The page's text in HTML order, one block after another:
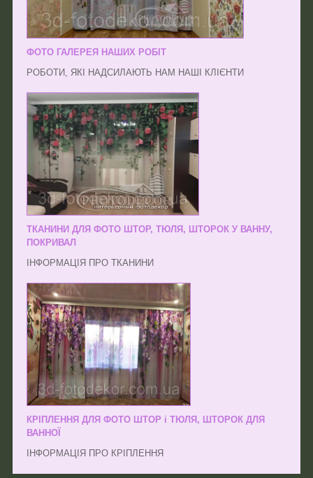
ФОТО ГАЛЕРЕЯ НАШИХ РОБІТ
РОБОТИ, ЯКІ НАДСИЛАЮТЬ НАМ НАШІ КЛІЄНТИ
ТКАНИНИ ДЛЯ ФОТО ШТОР, ТЮЛЯ, ШТОРОК У ВАННУ,
ПОКРИВАЛ
ІНФОРМАЦІЯ ПРО ТКАНИНИ
КРІПЛЕННЯ ДЛЯ ФОТО ШТОР і ТЮЛЯ, ШТОРОК ДЛЯ
ВАННОЇ
ІНФОРМАЦІЯ ПРО КРІПЛЕННЯ